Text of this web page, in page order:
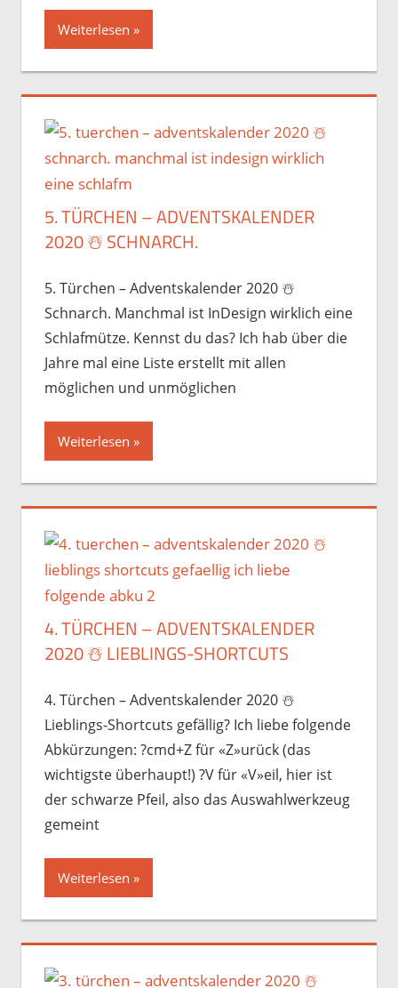
Weiterlesen
5. TÜRCHEN – ADVENTSKALENDER
2020 ☃️️ SCHNARCH.
5. Türchen – Adventskalender 2020 ☃️️
Schnarch. Manchmal ist InDesign wirklich eine
Schlafmütze. Kennst du das? Ich hab über die
Jahre mal eine Liste erstellt mit allen
möglichen und unmöglichen
Weiterlesen
4. TÜRCHEN – ADVENTSKALENDER
2020 ☃️️ LIEBLINGS-SHORTCUTS
4. Türchen – Adventskalender 2020 ☃️️
Lieblings-Shortcuts gefällig? Ich liebe folgende
Abkürzungen: ?cmd+Z für «Z»urück (das
wichtigste überhaupt!) ?V für «V»eil, hier ist
der schwarze Pfeil, also das Auswahlwerkzeug
gemeint
Weiterlesen